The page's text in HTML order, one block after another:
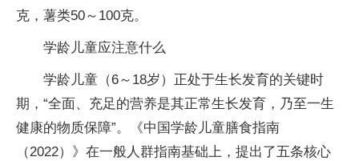
克，薯类50～100克。
学龄儿童应注意什么
学龄儿童（6～18岁）正处于生长发育的关键时
期，“全面、充足的营养是其正常生长发育，乃至一生
健康的物质保障”。《中国学龄儿童膳食指南
（2022）》在一般人群指南基础上，提出了五条核心